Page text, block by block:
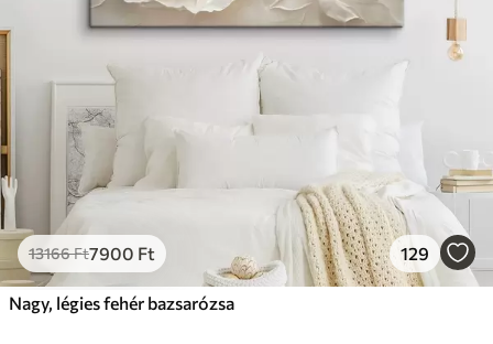
13166Ft7900 Ft 129
Nagy, légies fehér bazsarózsa